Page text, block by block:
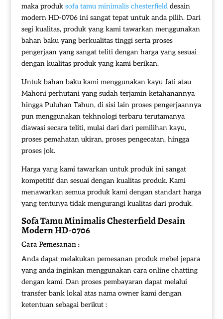
maka produk sofa tamu minimalis chesterfielddesain
modern HD-0706 ini sangat tepat untuk anda pilih. Dari
segi kualitas, produk yang kami tawarkan menggunakan
bahan baku yang berkualitas tinggi serta proses
pengerjaan yang sangat teliti dengan harga yang sesuai
dengan kualitas produk yang kami berikan.
Untuk bahan baku kami menggunakan kayu Jati atau
Mahoni perhutani yang sudah terjamin ketahanannya
hingga Puluhan Tahun, di sisi lain proses pengerjaannya
pun menggunakan tekhnologi terbaru terutamanya
diawasi secara teliti, mulai dari dari pemilihan kayu,
proses pemahatan ukiran, proses pengecatan, hingga
proses jok.
Harga yang kami tawarkan untuk produk ini sangat
kompetitif dan sesuai dengan kualitas produk. Kami
menawarkan semua produk kami dengan standart harga
yang tentunya tidak mengurangi kualitas dari produk.
Sofa Tamu MinimalisChesterfield Desain
Modern HD-0706
Cara Pemesanan :
Anda dapat melakukan pemesanan produk mebel jepara
yang anda inginkan menggunakan cara online chatting
dengan kami. Dan proses pembayaran dapat melalui
transfer bank lokal atas nama owner kami dengan
ketentuan sebagai berikut :